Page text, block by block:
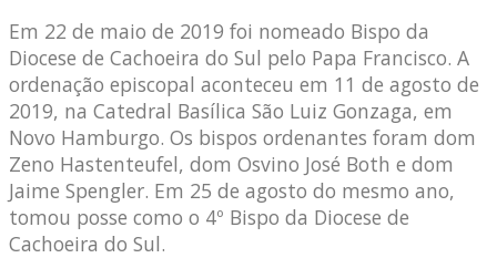
Em 22 de maio de 2019 foi nomeado Bispo da
Diocese de Cachoeira do Sul pelo Papa Francisco. A
ordenação episcopal aconteceu em 11 de agosto de
2019, na Catedral Basílica São Luiz Gonzaga, em
Novo Hamburgo. Os bispos ordenantes foram dom
Zeno Hastenteufel, dom Osvino José Both e dom
Jaime Spengler. Em 25 de agosto do mesmo ano,
tomou posse como o 4º Bispo da Diocese de
Cachoeira do Sul.